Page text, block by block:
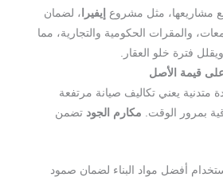
مشاريعها، مثل مشروع إيفيرا ، لضمان
والمقرات الحكومية والتجارية، مما
فترة خلو العقار.
قيمة الأصل
متدنية يعني تكاليف صيانة مرتفعة
بمرور الوقت. مكارم الجود تضمن
أفضل مواد البناء لضمان صمود